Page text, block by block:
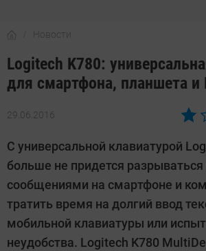
Новости
Logitech K780:
для смартфона, планшета и
29.06.2016
Автор:
Suslov
С универсальной клавиатурой
больше не придется
сообщениями на смартфоне и
тратить время на долгий ввод
мобильной клавиатуры или
неудобства. Logitech K780